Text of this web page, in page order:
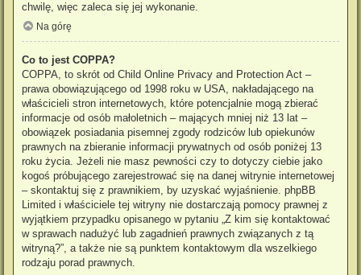
chwilę, więc zaleca się jej wykonanie.
Na górę
Co to jest COPPA?
COPPA, to skrót od Child Online Privacy and Protection Act –
prawa obowiązującego od 1998 roku w USA, nakładającego na
właścicieli stron internetowych, które potencjalnie mogą zbierać
informacje od osób małoletnich – mających mniej niż 13 lat –
obowiązek posiadania pisemnej zgody rodziców lub opiekunów
prawnych na zbieranie informacji prywatnych od osób poniżej 13
roku życia. Jeżeli nie masz pewności czy to dotyczy ciebie jako
kogoś próbującego zarejestrować się na danej witrynie internetowej
– skontaktuj się z prawnikiem, by uzyskać wyjaśnienie. phpBB
Limited i właściciele tej witryny nie dostarczają pomocy prawnej z
wyjątkiem przypadku opisanego w pytaniu „Z kim się kontaktować
w sprawach nadużyć lub zagadnień prawnych związanych z tą
witryną?”, a także nie są punktem kontaktowym dla wszelkiego
rodzaju porad prawnych.